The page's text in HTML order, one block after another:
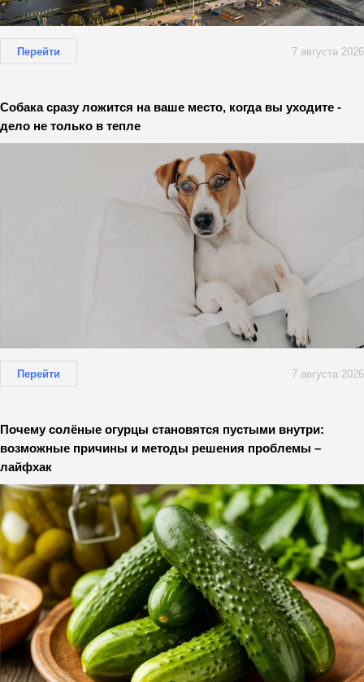
Перейти 7 августа 2026
Собака сразу ложится на ваше место, когда вы уходите -
дело не только в тепле
Перейти 7 августа 2026
Почему солёные огурцы становятся пустыми внутри:
возможные причины и методы решения проблемы –
лайфхак